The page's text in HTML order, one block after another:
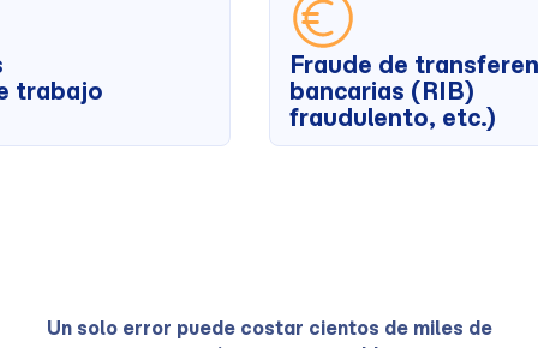
trabajo
Fraude de
bancarias (RIB)
fraudulento, etc.)
Un solo error puede costar cientos de miles de